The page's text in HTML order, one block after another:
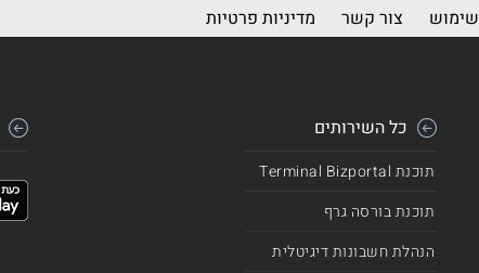
צור קשר מדיניות פרטיות
כל השירותים
תוכנת Terminal Bizportal
תוכנת בורסה גרף
הנהלת חשבונות דיגיטלית